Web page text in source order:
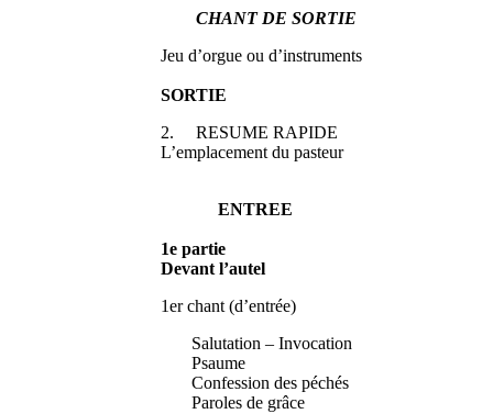
CHANT DE SORTIE
Jeu d’orgue ou d’instruments
SORTIE
2. RESUME RAPIDE
L’emplacement du pasteur
ENTREE
1e partie
Devant l’autel
1er chant (d’entrée)
Salutation – Invocation
Psaume
Confession des péchés
Paroles de grâce